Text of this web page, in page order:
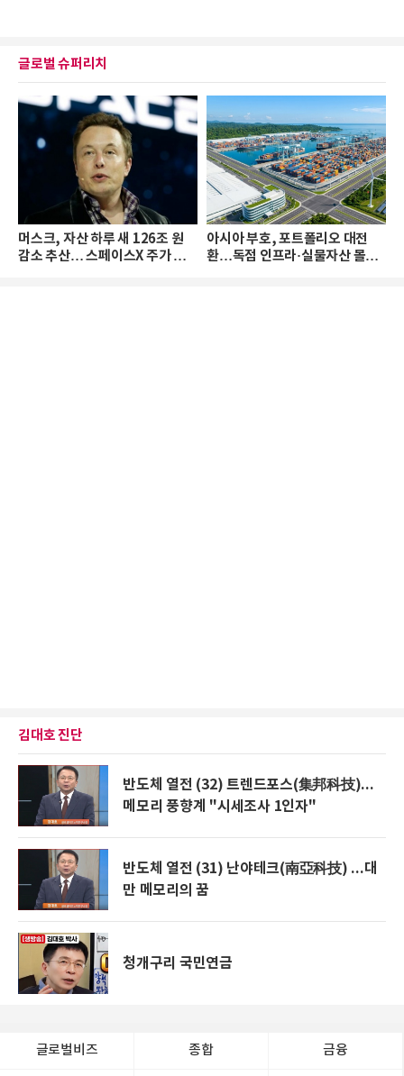
글로벌 슈퍼리치
머스크, 자산 하루 새 126조 원
감소 추산… 스페이스X 주가 하
아시아 부호, 포트폴리오 대전
환…독점 인프라·실물자산 몰린
김대호 진단
반도체 열전 (32) 트렌드포스(集邦科技)...
메모리 풍향계 "시세조사 1인자"
반도체 열전 (31) 난야테크(南亞科技) ...대
만 메모리의 꿈
청개구리 국민연금
글로벌비즈 종합 금융